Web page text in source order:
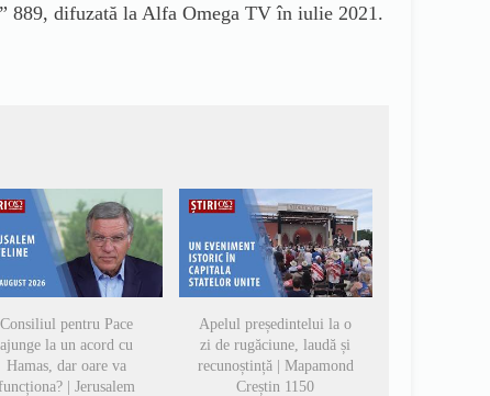
889, difuzată la Alfa Omega TV în iulie 2021.
Consiliul pentru Pace
ajunge la un acord cu
Hamas, dar oare va
funcționa? | Jerusalem
Apelul președintelui la o
zi de rugăciune, laudă și
recunoștință | Mapamond
Creștin 1150